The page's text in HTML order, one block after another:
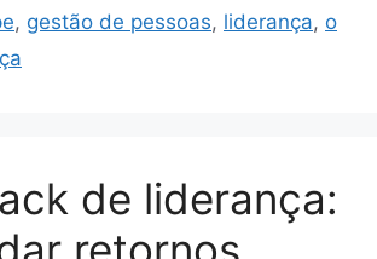
, gestão de pessoas, liderança, o
de liderança: